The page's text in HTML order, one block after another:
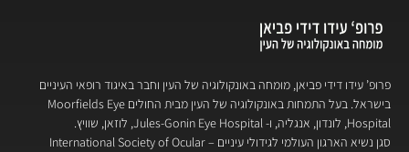
פרופ’ עידו דידי פביאן, מומחה באונקולוגיה של העין וחבר באיגוד רופאי העיניים
בישראל. בעל התמחות באונקולוגיה של העין מבית החולים Moorfields Eye
Hospital, לונדון, אנגליה, ו- Jules-Gonin Eye Hospital, לוזאן, שוויץ.
סגן נשיא הארגון העולמי לגידולי עיניים – International Society of Ocular